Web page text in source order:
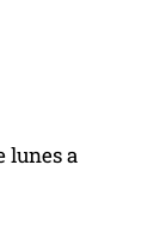
lunes a